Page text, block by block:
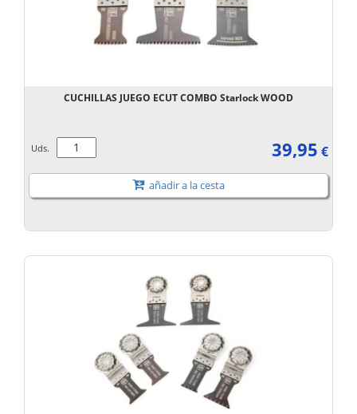
CUCHILLAS JUEGO ECUT COMBO Starlock WOOD
Uds. 39,95 €
añadir a la cesta